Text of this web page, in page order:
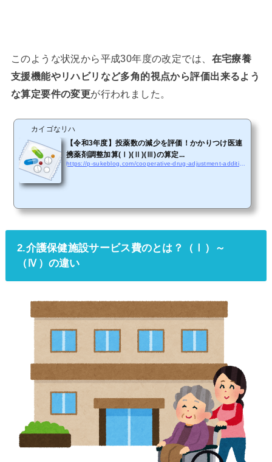
このような状況から平成30年度の改定では、 在宅療養
支援機能やリハビリなど多角的視点から評価出来るよう
な算定要件の変更が行われました。
カイゴなリハ
【令和3年度】投薬数の減少を評価！かかりつけ医連
携薬剤調整加算(Ⅰ)(Ⅱ)(Ⅲ)の算定...
2.介護保健施設サービス費のとは？（Ⅰ）～
（Ⅳ）の違い